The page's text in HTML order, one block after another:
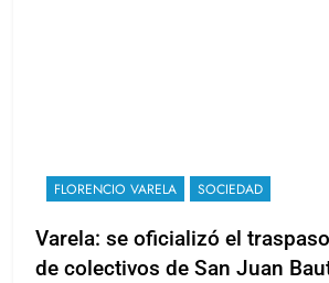
FLORENCIO VARELA SOCIEDAD
Varela: se oficializó el
de colectivos de San Juan